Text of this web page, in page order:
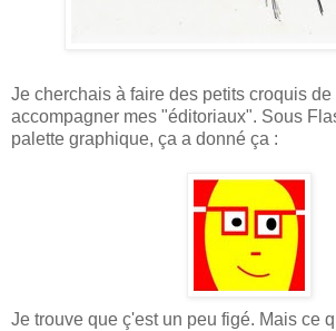
Je cherchais à faire des petits croquis
accompagner mes "éditoriaux". Sous
palette graphique, ça a donné ça :
Je trouve que ç'est un peu figé. Mais ce